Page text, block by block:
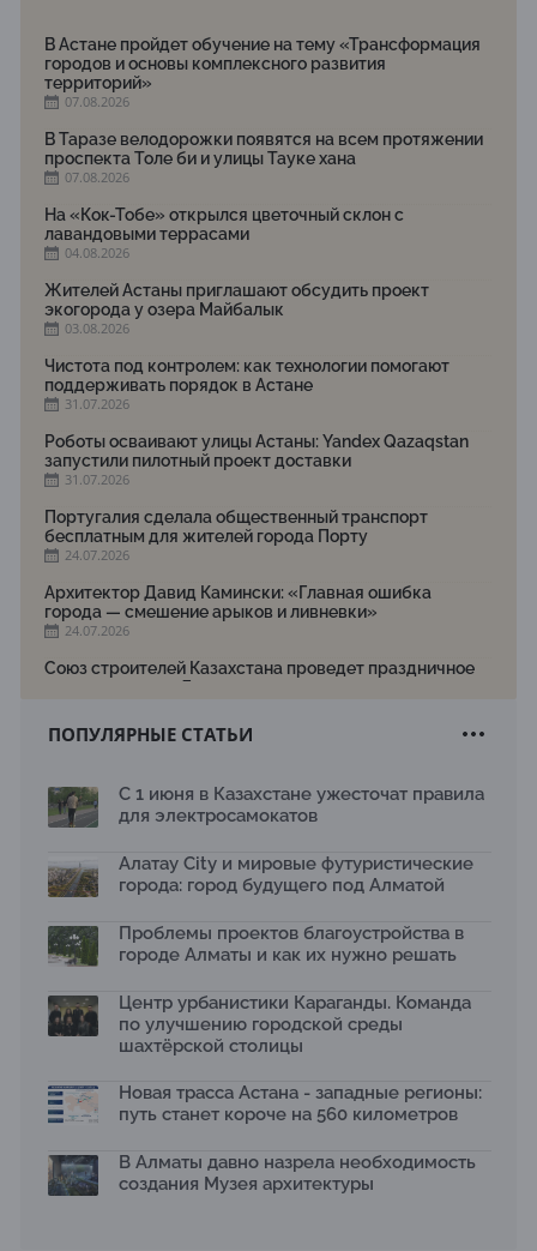
В Астане пройдет обучение на тему «Трансформация
городов и основы комплексного развития
территорий»
07.08.2026
В Таразе велодорожки появятся на всем протяжении
проспекта Толе би и улицы Тауке хана
07.08.2026
На «Кок-Тобе» открылся цветочный склон с
лавандовыми террасами
04.08.2026
Жителей Астаны приглашают обсудить проект
экогорода у озера Майбалык
03.08.2026
Чистота под контролем: как технологии помогают
поддерживать порядок в Астане
31.07.2026
Роботы осваивают улицы Астаны: Yandex Qazaqstan
запустили пилотный проект доставки
31.07.2026
Португалия сделала общественный транспорт
бесплатным для жителей города Порту
24.07.2026
Архитектор Давид Камински: «Главная ошибка
города — смешение арыков и ливневки»
24.07.2026
Союз строителей Казахстана проведет праздничное
мероприятие ко Дню строителя
Новый Строительный кодекс: что изменилось для
Бауыржана Байбахтиева
17.07.2026
рободоставки в Астане
15.07.2026
2026 принимает заявки до 31 июля
13.07.2026
темой новой выставки в «Целинном»
13.07.2026
Қазақстан»: воспитанники подарили вторую жизнь
отходам
08.07.2026
Ко Дню столицы в Нуре благоустроили шесть
общественных пространств
06.07.2026
ПОПУЛЯРНЫЕ СТАТЬИ
С 1 июня в Казахстане ужесточат правила
для электросамокатов
Алатау City и мировые футуристические
города: город будущего под Алматой
Проблемы проектов благоустройства в
городе Алматы и как их нужно решать
Центр урбанистики Караганды. Команда
по улучшению городской среды
шахтёрской столицы
Новая трасса Астана - западные регионы:
путь станет короче на 560 километров
В Алматы давно назрела необходимость
создания Музея архитектуры